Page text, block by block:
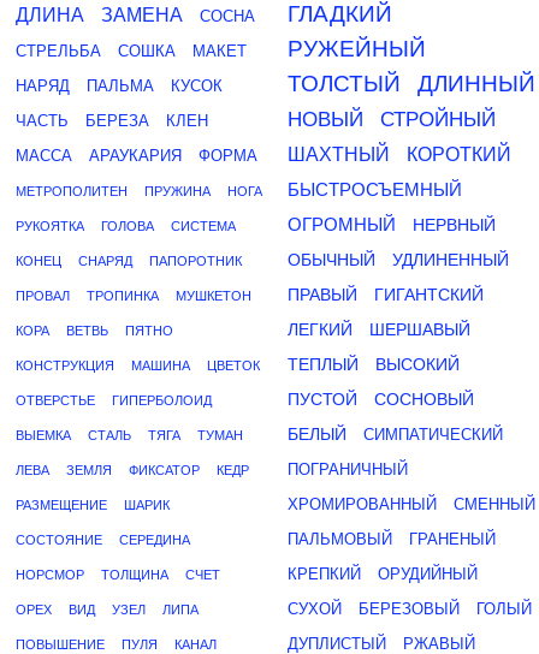
ДЛИНА ЗАМЕНА
СОСНА
СТРЕЛЬБА
СОШКА
МАКЕТ
НАРЯД
ПАЛЬМА
КУСОК
ЧАСТЬ
БЕРЕЗА
КЛЕН
МАССА
АРАУКАРИЯ ФОРМА
МЕТРОПОЛИТЕН ПРУЖИНА НОГА
РУКОЯТКА ГОЛОВА СИСТЕМА
КОНЕЦ СНАРЯД ПАПОРОТНИК
ПРОВАЛ ТРОПИНКА МУШКЕТОН
КОРА ВЕТВЬ ПЯТНО
КОНСТРУКЦИЯ МАШИНА ЦВЕТОК
ОТВЕРСТЬЕ ГИПЕРБОЛОИД
ВЫЕМКА СТАЛЬ ТЯГА ТУМАН
ЛЕВА ЗЕМЛЯ ФИКСАТОР КЕДР
РАЗМЕЩЕНИЕ ШАРИК
СОСТОЯНИЕ СЕРЕДИНА
НОРСМОР ТОЛЩИНА СЧЕТ
ОРЕХ ВИД УЗЕЛ ЛИПА
ПОВЫШЕНИЕ ПУЛЯ КАНАЛ
ГЛАДКИЙ
РУЖЕЙНЫЙ
ТОЛСТЫЙ
ДЛИННЫЙ
НОВЫЙ СТРОЙНЫЙ
ШАХТНЫЙ
КОРОТКИЙ
БЫСТРОСЪЕМНЫЙ
ОГРОМНЫЙ
НЕРВНЫЙ
ОБЫЧНЫЙ
УДЛИНЕННЫЙ
ПРАВЫЙ
ГИГАНТСКИЙ
ЛЕГКИЙ
ШЕРШАВЫЙ
ТЕПЛЫЙ
ВЫСОКИЙ
ПУСТОЙ
СОСНОВЫЙ
БЕЛЫЙ
СИМПАТИЧЕСКИЙ
ПОГРАНИЧНЫЙ
ХРОМИРОВАННЫЙ
СМЕННЫЙ
ПАЛЬМОВЫЙ
ГРАНЕНЫЙ
КРЕПКИЙ
ОРУДИЙНЫЙ
СУХОЙ
БЕРЕЗОВЫЙ
ГОЛЫЙ
ДУПЛИСТЫЙ
РЖАВЫЙ